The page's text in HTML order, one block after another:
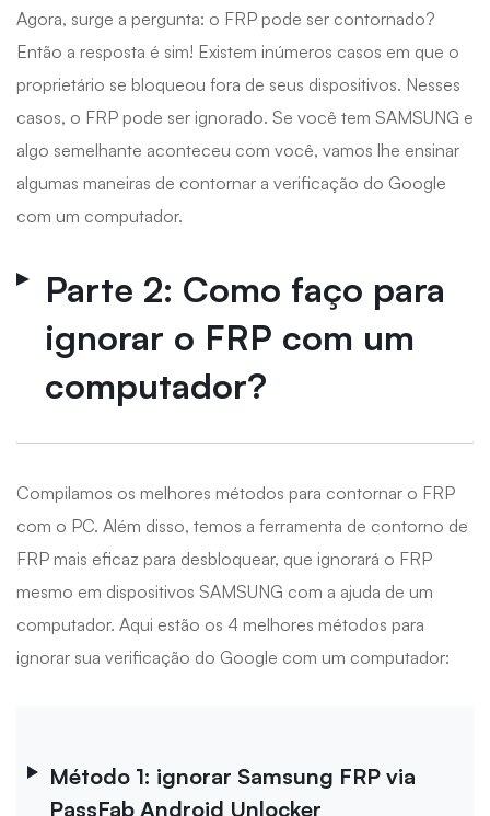
Agora, surge a pergunta: o FRP pode ser contornado?
Então a resposta é sim! Existem inúmeros casos em que o
proprietário se bloqueou fora de seus dispositivos. Nesses
casos, o FRP pode ser ignorado. Se você tem SAMSUNG e
algo semelhante aconteceu com você, vamos lhe ensinar
algumas maneiras de contornar a verificação do Google
com um computador.
Parte 2: Como faço para
ignorar o FRP com um
computador?
Compilamos os melhores métodos para contornar o FRP
com o PC. Além disso, temos a ferramenta de contorno de
FRP mais eficaz para desbloquear, que ignorará o FRP
mesmo em dispositivos SAMSUNG com a ajuda de um
computador. Aqui estão os 4 melhores métodos para
ignorar sua verificação do Google com um computador:
Método 1: ignorar Samsung FRP via
PassFab Android Unlocker